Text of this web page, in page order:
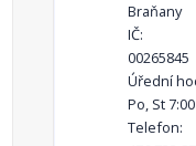
Braňany
IČ:
00265845
Úřední
Po, St
Telefon: